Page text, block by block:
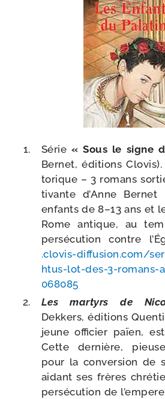
Série « Sous le signe
Bernet, édi­tions
to­rique – 3 romans
ti­vante d’Anne
enfants de 8–13 ans et
Rome antique, au
per­sé­cu­tion contre
.clo​vis​-dif​fu​sion​.com/​
h​t​u​s​-​l​o​t​-​d​e​s​-​3​-​r​o​m​a​n​s​-​
0​6​8​085
Les mar­tyrs de
Dekkers, édi­tions
jeune offi­cier païen,
Cette der­nière,
pour la conver­sion de
aidant ses frères
per­sé­cu­tion de